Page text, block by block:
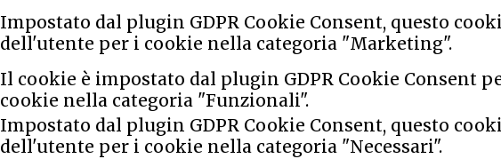
Impostato dal plugin GDPR Cookie Consent, questo
dell'utente per i cookie nella categoria "Marketing".
Il cookie è impostato dal plugin GDPR Cookie Consent
cookie nella categoria "Funzionali".
Impostato dal plugin GDPR Cookie Consent, questo
dell'utente per i cookie nella categoria "Necessari".